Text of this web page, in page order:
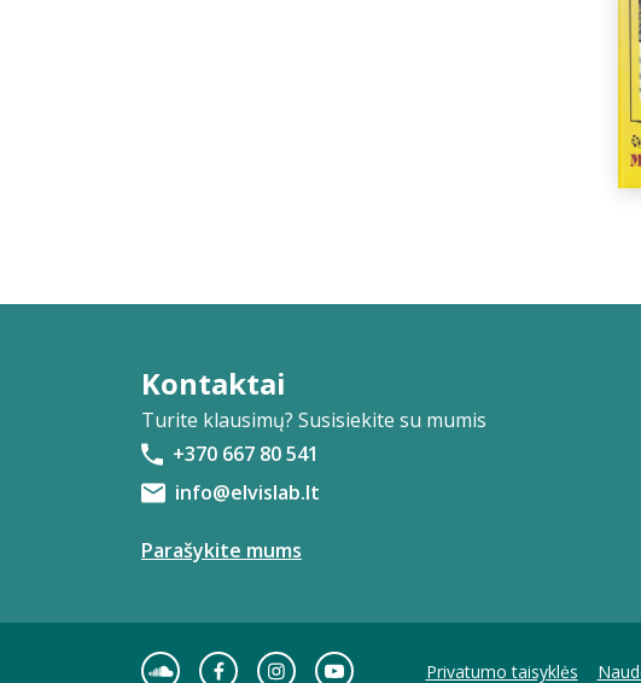
Kontaktai
Turite klausimų? Susisiekite su mumis
+370 667 80 541
info@elvislab.lt
Parašykite mums
Privatumo taisyklės